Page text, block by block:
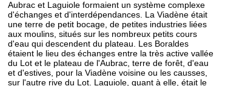
Aubrac et Laguiole formaient un système complexe
d'échanges et d'interdépendances. La Viadène était
une terre de petit bocage, de petites industries liées
aux moulins, situés sur les nombreux petits cours
d'eau qui descendent du plateau. Les Boraldes
étaient le lieu des échanges entre la très active vallée
du Lot et le plateau de l'Aubrac, terre de forêt, d'eau
et d'estives, pour la Viadène voisine ou les causses,
sur l'autre rive du Lot. Laguiole, quant à elle, était le